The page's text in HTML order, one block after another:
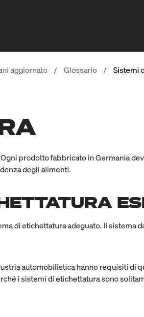
aggiornato / Glossario / Sistemi
prodotto fabbricato in Germania
degli alimenti.
di etichettatura adeguato. Il sistema
automobilistica hanno requisiti di
i sistemi di etichettatura sono